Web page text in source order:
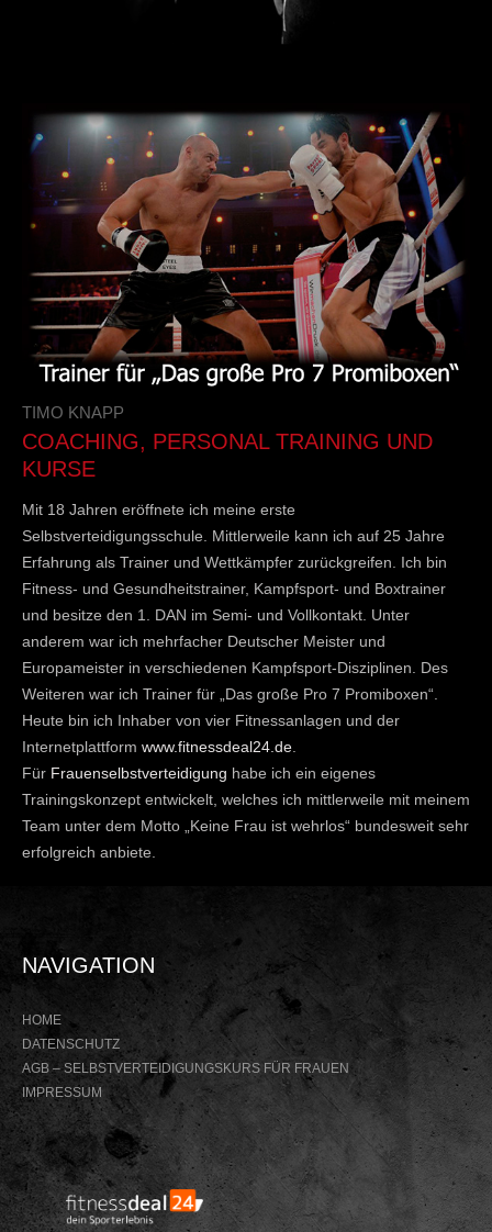
TIMO KNAPP
COACHING, PERSONAL TRAINING UND
KURSE
Mit 18 Jahren eröffnete ich meine erste
Selbstverteidigungsschule. Mittlerweile kann ich auf 25 Jahre
Erfahrung als Trainer und Wettkämpfer zurückgreifen. Ich bin
Fitness- und Gesundheitstrainer, Kampfsport- und Boxtrainer
und besitze den 1. DAN im Semi- und Vollkontakt. Unter
anderem war ich mehrfacher Deutscher Meister und
Europameister in verschiedenen Kampfsport-Disziplinen. Des
Weiteren war ich Trainer für „Das große Pro 7 Promiboxen“.
Heute bin ich Inhaber von vier Fitnessanlagen und der
Internetplattform www.fitnessdeal24.de
Für Frauenselbstverteidigung habe ich ein eigenes
Trainingskonzept entwickelt, welches ich mittlerweile mit meinem
Team unter dem Motto „Keine Frau ist wehrlos“ bundesweit sehr
erfolgreich anbiete.
NAVIGATION
HOME
DATENSCHUTZ
AGB – SELBSTVERTEIDIGUNGSKURS FÜR FRAUEN
IMPRESSUM